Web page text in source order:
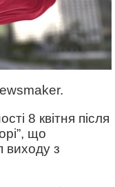
8 квітня після
що
виходу з